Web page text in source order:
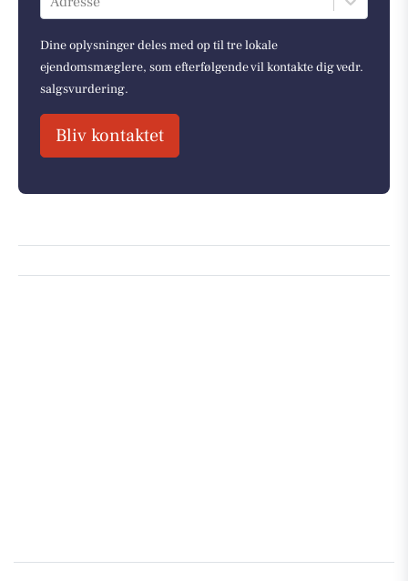
Dine oplysninger deles med op til tre lokale
ejendomsmæglere, som efterfølgende vil kontakte dig vedr.
salgsvurdering.
Bliv kontaktet